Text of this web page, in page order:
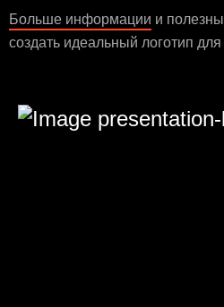
Больше информации и
создать идеальный логотип для